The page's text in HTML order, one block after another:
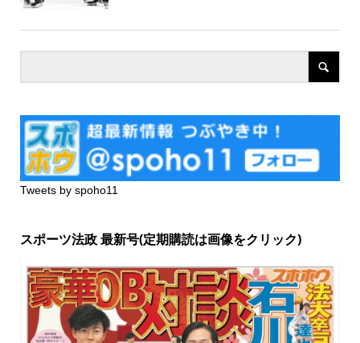
Tweets by spoho11
スポーツ法政 最新号(定期購読は画像をクリック)